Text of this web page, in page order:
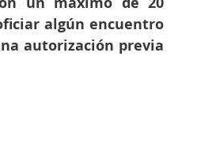
algún encuentro
autorización previa